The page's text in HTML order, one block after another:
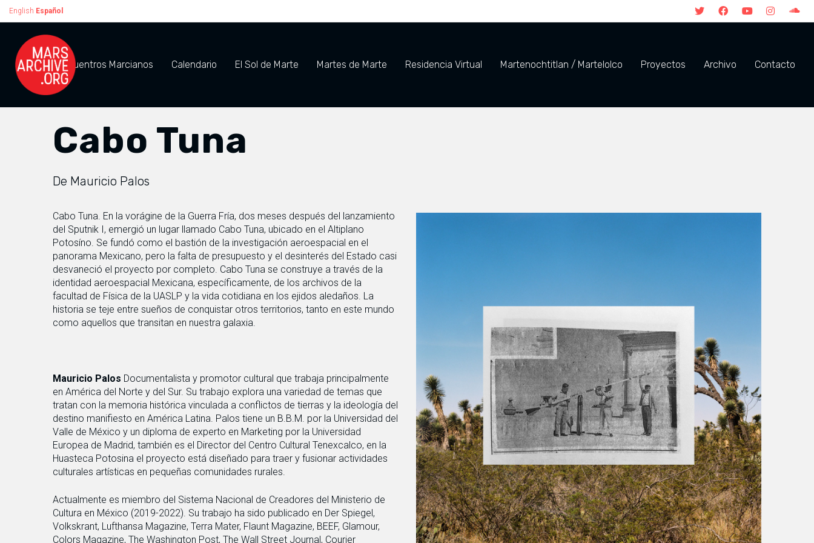
English Español
Encuentros Marcianos Calendario El Sol de Marte Martes de Marte Residencia Virtual Martenochtitlan / Martelolco Proyectos Archivo Contacto
Cabo Tuna
De Mauricio Palos
Cabo Tuna. En la vorágine de la Guerra Fría, dos meses después del lanzamiento
del Sputnik I, emergió un lugar llamado Cabo Tuna, ubicado en el Altiplano
Potosíno. Se fundó como el bastión de la investigación aeroespacial en el
panorama Mexicano, pero la falta de presupuesto y el desinterés del Estado casi
desvaneció el proyecto por completo. Cabo Tuna se construye a través de la
identidad aeroespacial Mexicana, específicamente, de los archivos de la
facultad de Física de la UASLP y la vida cotidiana en los ejidos aledaños. La
historia se teje entre sueños de conquistar otros territorios, tanto en este mundo
como aquellos que transitan en nuestra galaxia.
Mauricio Palos Documentalista y promotor cultural que trabaja principalmente
en América del Norte y del Sur. Su trabajo explora una variedad de temas que
tratan con la memoria histórica vinculada a conflictos de tierras y la ideología del
destino manifiesto en América Latina. Palos tiene un B.B.M. por la Universidad del
Valle de México y un diploma de experto en Marketing por la Universidad
Europea de Madrid, también es el Director del Centro Cultural Tenexcalco, en la
Huasteca Potosina el proyecto está diseñado para traer y fusionar actividades
culturales artísticas en pequeñas comunidades rurales.
Actualmente es miembro del Sistema Nacional de Creadores del Ministerio de
Cultura en México (2019-2022). Su trabajo ha sido publicado en Der Spiegel,
Volkskrant, Lufthansa Magazine, Terra Mater, Flaunt Magazine, BEEF, Glamour,
Colors Magazine, The Washington Post, The Wall Street Journal, Courier